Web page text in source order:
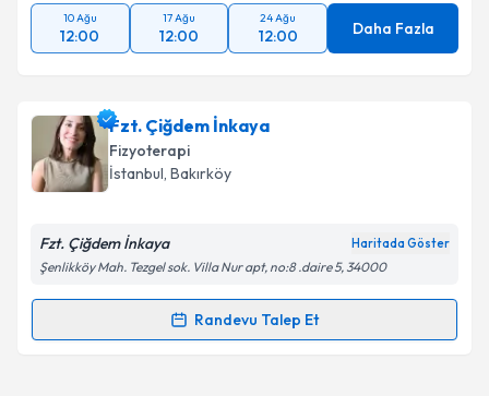
10 Ağu
12:00
17 Ağu
12:00
24 Ağu
12:00 Daha Fazla
Fzt. Çiğdem İnkaya
Fizyoterapi
İstanbul, Bakırköy
Fzt. Çiğdem İnkaya Haritada Göster
Şenlikköy Mah. Tezgel sok. Villa Nur apt, no:8 .daire 5, 34000
Randevu Talep Et
Randevu Takvimi Talebi